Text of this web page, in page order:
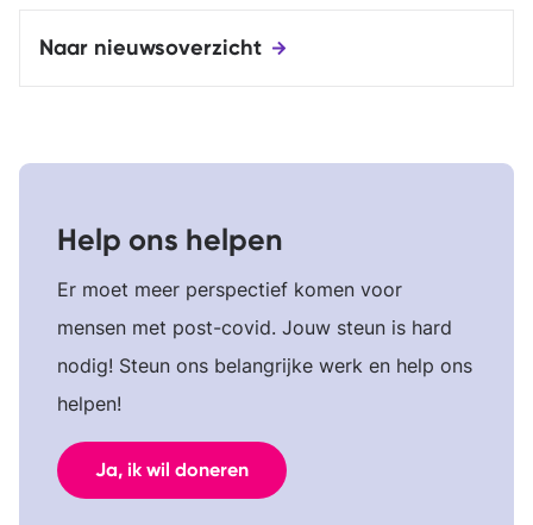
Naar nieuwsoverzicht
Help ons helpen
Er moet meer perspectief komen voor
mensen met post-covid. Jouw steun is hard
nodig! Steun ons belangrijke werk en help ons
helpen!
Ja, ik wil doneren